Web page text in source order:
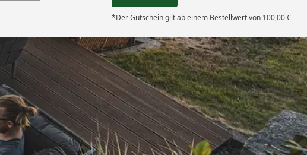
*Der Gutschein gilt ab einem Bestellwert von 100,00 €
Versand